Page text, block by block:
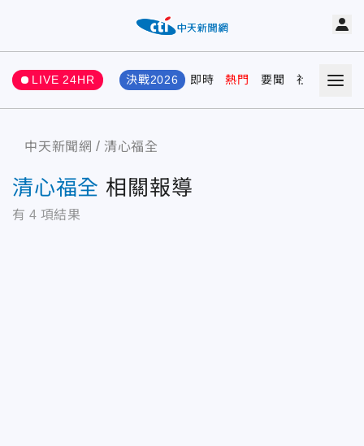
LIVE 24HR 決戰2026 即時 熱門 要聞 社會 娛樂
中天新聞網 清心福全
清心福全 相關報導
有 4 項結果